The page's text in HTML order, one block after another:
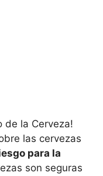
de la Cerveza!
las cervezas
para la
son seguras